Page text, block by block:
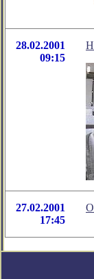
28.02.2001
09:15
27.02.2001
17:45